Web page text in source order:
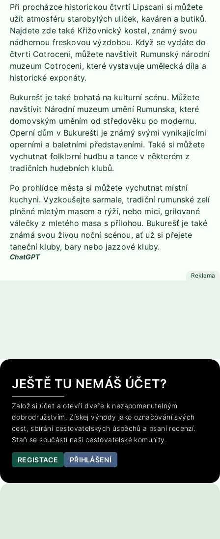
Při procházce historickou čtvrtí Lipscani si můžete
užít atmosféru starobylých uliček, kaváren a butiků.
Najdete zde také Křižovnický kostel, známý svou
nádhernou freskovou výzdobou. Když se vydáte do
čtvrti Cotroceni, můžete navštívit Rumunský národní
muzeum Cotroceni, které vystavuje umělecká díla a
historické exponáty.
Bukurešť je také bohatá na kulturní scénu. Můžete
navštívit Národní muzeum umění Rumunska, které
domovským uměním od středověku po modernu.
Operní dům v Bukurešti je známý svými vynikajícími
operními a baletními představeními. Také si můžete
vychutnat folklorní hudbu a tance v některém z
tradičních hudebních klubů.
Po prohlídce města si můžete vychutnat místní
kuchyni. Vyzkoušejte sarmale, tradiční rumunské zelí
plněné mletým masem a rýží, nebo mici, grilované
válečky z mletého masa s přílohou. Bukurešť je také
známá svou živou noční scénou, ať už si přejete
taneční kluby, bary nebo jazzové kluby.
ChatGPT
JEŠTĚ TU NEMÁŠ ÚČET?
Založ si účet a otevři dveře k nezapomenutelným
dobrodružstvím. Získej výhody jako označování svých
cest, sbírání cestovatelských úspěchů a psaní recenzí.
Staň se součástí naší cestovatelské komunity.
REGISTACE PŘIHLÁŠENÍ